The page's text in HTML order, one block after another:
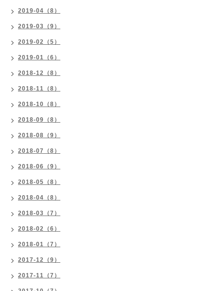
2019-04（8）
2019-03（9）
2019-02（5）
2019-01（6）
2018-12（8）
2018-11（8）
2018-10（8）
2018-09（8）
2018-08（9）
2018-07（8）
2018-06（9）
2018-05（8）
2018-04（8）
2018-03（7）
2018-02（6）
2018-01（7）
2017-12（9）
2017-11（7）